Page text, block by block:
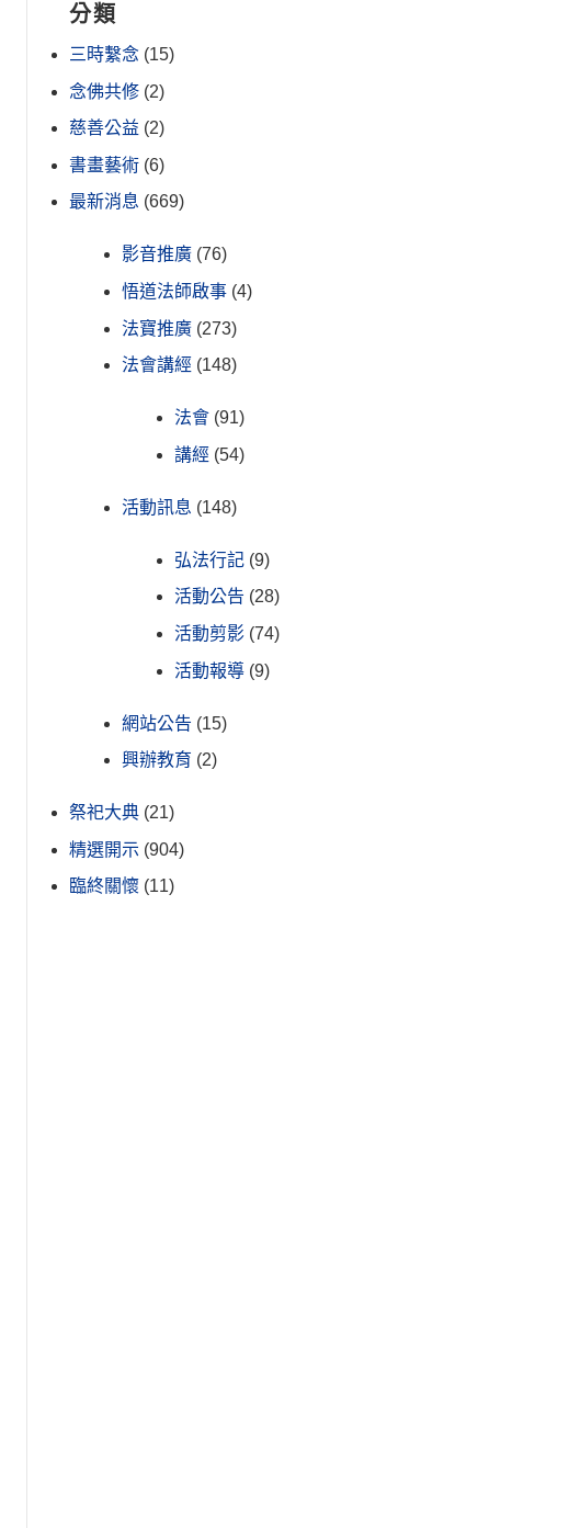
分類
三時繫念 (15)
念佛共修 (2)
慈善公益 (2)
書畫藝術 (6)
最新消息 (669)
影音推廣 (76)
悟道法師啟事 (4)
法寶推廣 (273)
法會講經 (148)
法會 (91)
講經 (54)
活動訊息 (148)
弘法行記 (9)
活動公告 (28)
活動剪影 (74)
活動報導 (9)
網站公告 (15)
興辦教育 (2)
祭祀大典 (21)
精選開示 (904)
臨終關懷 (11)